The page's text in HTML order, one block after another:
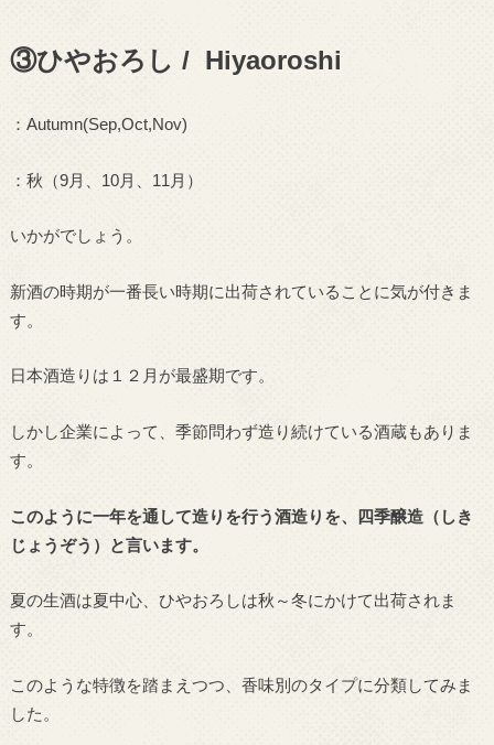
③ひやおろし / Hiyaoroshi
： Autumn(Sep,Oct,Nov)
：秋（9月、 10月、 11 月）
いかがでしょう。
新酒の時期が一番長い時期に出荷されていることに気が付きま
す。
日本酒造りは１２月が最盛期です。
しかし企業によって、季節問わず造り続けている酒蔵もありま
す。
このように一年を通して造りを行う酒造りを、四季醸造（しき
じょうぞう）と言います。
夏の生酒は夏中心、ひやおろしは秋～冬にかけて出荷されま
す。
このような特徴を踏まえつつ、香味別のタイプに分類してみま
した。